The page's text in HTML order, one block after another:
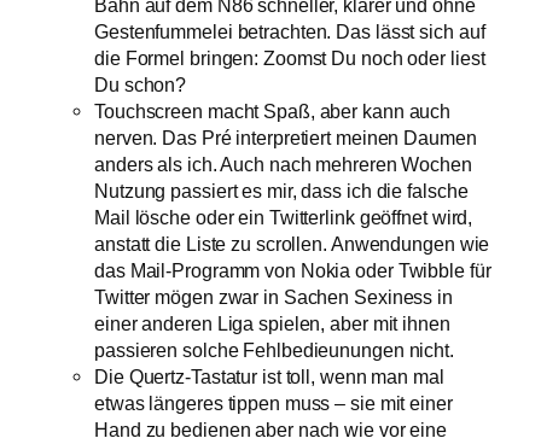
Bahn auf dem N86 schneller, klarer und ohne
Gestenfummelei betrachten. Das lässt sich auf
die Formel bringen: Zoomst Du noch oder liest
Du schon?
Touchscreen macht Spaß, aber kann auch
nerven. Das Pré interpretiert meinen Daumen
anders als ich. Auch nach mehreren Wochen
Nutzung passiert es mir, dass ich die falsche
Mail lösche oder ein Twitterlink geöffnet wird,
anstatt die Liste zu scrollen. Anwendungen wie
das Mail-Programm von Nokia oder Twibble für
Twitter mögen zwar in Sachen Sexiness in
einer anderen Liga spielen, aber mit ihnen
passieren solche Fehlbedieunungen nicht.
Die Quertz-Tastatur ist toll, wenn man mal
etwas längeres tippen muss – sie mit einer
Hand zu bedienen aber nach wie vor eine